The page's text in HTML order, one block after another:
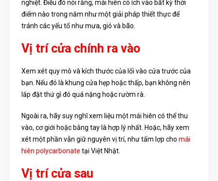
nghiệt. Điều đó nói rằng, mái hiên có ích vào bất kỳ thời
điểm nào trong năm như một giải pháp thiết thực để
tránh các yếu tố như mưa, gió và bão.
Vị trí cửa chính ra vào
Xem xét quy mô và kích thước của lối vào cửa trước của
bạn. Nếu đó là khung cửa hẹp hoặc thấp, bạn không nên
lắp đặt thứ gì đó quá nặng hoặc rườm rà.
Ngoài ra, hãy suy nghĩ xem liệu một mái hiên có thể thu
vào, cơ giới hoặc bằng tay là hợp lý nhất. Hoặc, hãy xem
xét một phần vẫn giữ nguyên vị trí, như tấm lợp cho mái
hiên polycarbonate tại Việt Nhật.
Vị trí cửa sau